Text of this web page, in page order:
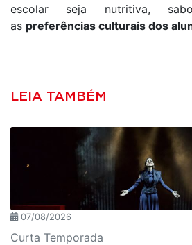
escolar seja nutritiva,
as preferências culturais dos
LEIA TAMBÉM
07/08/2026
Curta Temporada